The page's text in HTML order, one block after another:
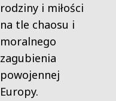
rodziny i miłości
na tle chaosu i
moralnego
zagubienia
powojennej
Europy.